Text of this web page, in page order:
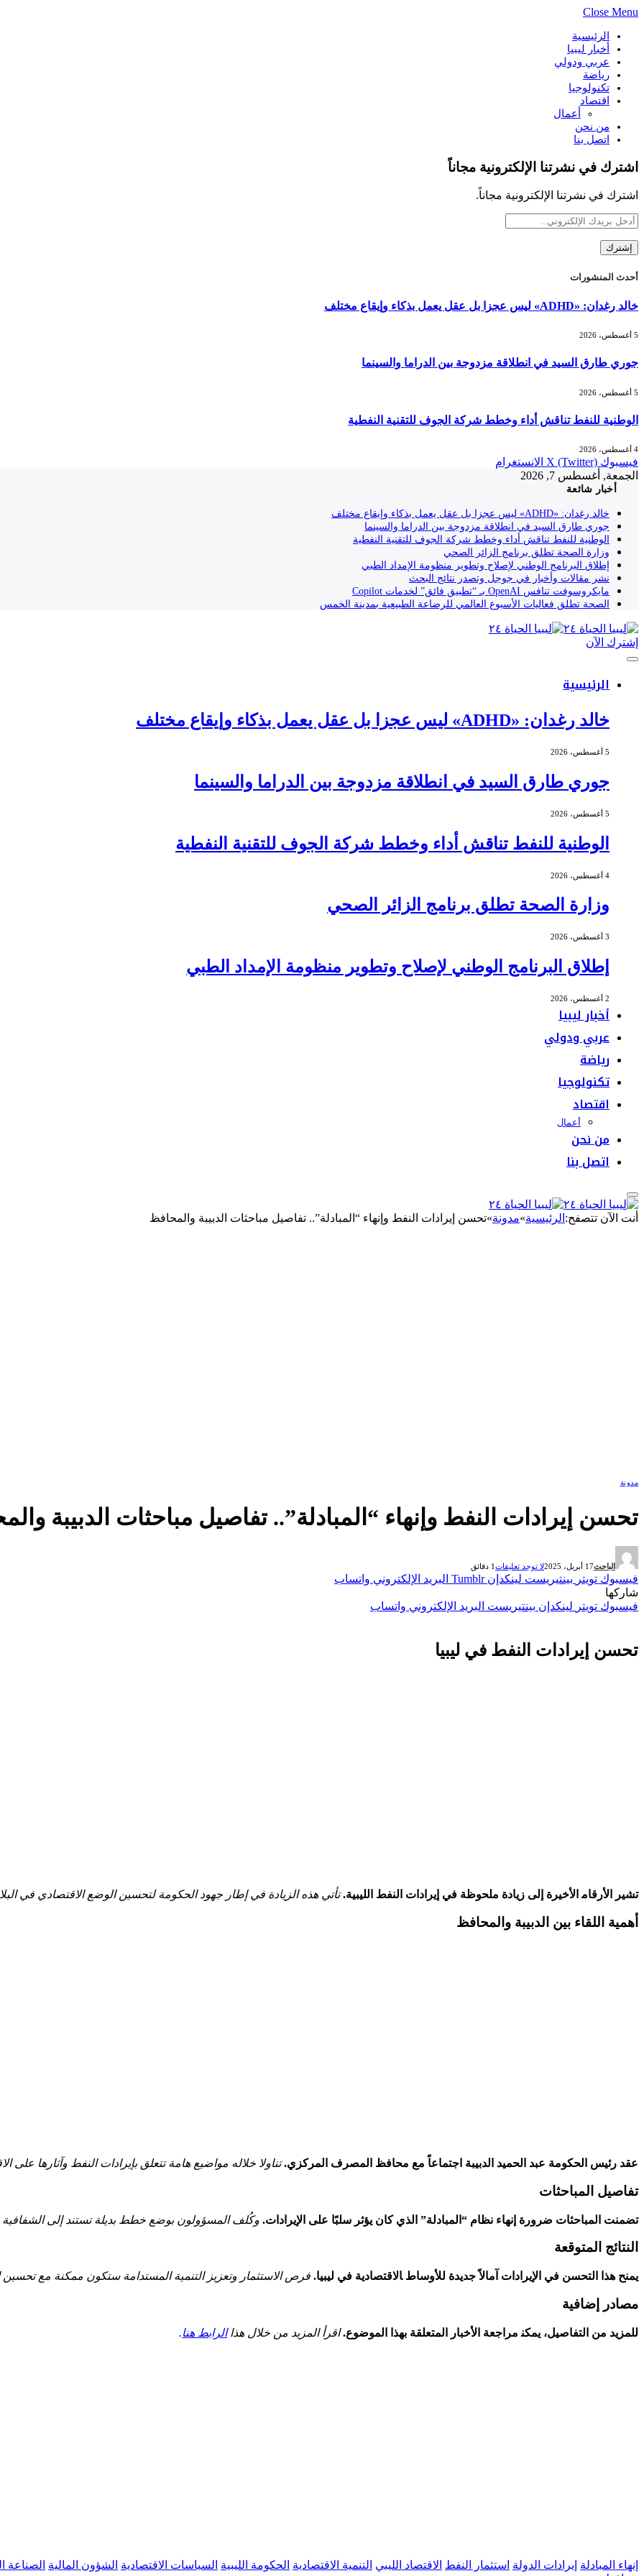
Close Menu
الرئيسية
أخبار ليبيا
عربي ودولي
رياضة
تكنولوجيا
اقتصاد
أعمال
من نحن
اتصل بنا
اشترك في نشرتنا الإلكترونية مجاناً
اشترك في نشرتنا الإلكترونية مجاناً.
أحدث المنشورات
خالد رغدان: «ADHD» ليس عجزا بل عقل يعمل بذكاء وإيقاع مختلف
5 أغسطس، 2026
جوري طارق السيد في انطلاقة مزدوجة بين الدراما والسينما
5 أغسطس، 2026
الوطنية للنفط تناقش أداء وخطط شركة الجوف للتقنية النفطية
4 أغسطس، 2026
فيسبوك X (Twitter) الانستغرام
الجمعة, أغسطس 7, 2026
أخبار شائعة
خالد رغدان: «ADHD» ليس عجزا بل عقل يعمل بذكاء وإيقاع مختلف
جوري طارق السيد في انطلاقة مزدوجة بين الدراما والسينما
الوطنية للنفط تناقش أداء وخطط شركة الجوف للتقنية النفطية
وزارة الصحة تطلق برنامج الزائر الصحي
إطلاق البرنامج الوطني لإصلاح وتطوير منظومة الإمداد الطبي
نشر مقالات وأخبار في جوجل وتصدر نتائج البحث
مايكروسوفت تنافس OpenAI بـ “تطبيق فائق” لخدمات Copilot
الصحة تطلق فعاليات الأسبوع العالمي للرضاعة الطبيعية بمدينة الخمس
إشترك الآن
الرئيسية
خالد رغدان: «ADHD» ليس عجزا بل عقل يعمل بذكاء وإيقاع مختلف
5 أغسطس، 2026
جوري طارق السيد في انطلاقة مزدوجة بين الدراما والسينما
5 أغسطس، 2026
الوطنية للنفط تناقش أداء وخطط شركة الجوف للتقنية النفطية
4 أغسطس، 2026
وزارة الصحة تطلق برنامج الزائر الصحي
3 أغسطس، 2026
إطلاق البرنامج الوطني لإصلاح وتطوير منظومة الإمداد الطبي
2 أغسطس، 2026
أخبار ليبيا
عربي ودولي
رياضة
تكنولوجيا
اقتصاد
أعمال
من نحن
اتصل بنا
أنت الآن تتصفح: الرئيسية»مدونة»تحسن إيرادات النفط وإنهاء “المبادلة”.. تفاصيل مباحثات الدبيبة والمحافظ
مدونة
تحسن إيرادات النفط وإنهاء “المبادلة”.. تفاصيل مباحثات الدبيبة
الباحث17 أبريل، 2025 لا توجد تعليقات1 دقائق
فيسبوك تويتر بينتيريست لينكدإن Tumblr البريد الإلكتروني واتساب
شاركها
فيسبوك تويتر لينكدإن بينتيريست البريد الإلكتروني واتساب
تحسن إيرادات النفط في ليبيا
تشير الأرقام‍ الأخيرة إلى زيادة ملحوظة في إيرادات النفط الليبية. تأتي ⁢هذه الزيادة في إطار جهود ​الحكومة لتحسين⁢ الوضع‌ الاقتصادي في⁢
أهمية اللقاء بين الدبيبة والمحافظ
عقد رئيس الحكومة عبد الحميد الدبيبة اجتماعاً مع محافظ المصرف المركزي. تناولا خلاله مواضيع هامة‌ تتعلق بإيرادات النفط وآثارها على
تفاصيل المباحثات
تضمنت المباحثات ضرورة ‌إنهاء نظام “المبادلة” ⁢الذي كان يؤثر سلبًا على الإيرادات. وكُلف المسؤولون بوضع خطط بديلة تستند إلى الشفافية
النتائج المتوقعة
يمنح هذا التحسن في الإيرادات آمالاً جديدة⁤ للأوساط ‍الاقتصادية في ليبيا. فرص الاستثمار وتعزيز التنمية المستدامة ستكون ممكنة مع تحسين
مصادر إضافية
للمزيد من التفاصيل، يمكن‍ مراجعة ‌الأخبار المتعلقة بهذا ⁣الموضوع. اقرأ ‌المزيد ‌من‌ خلال هذاالرابط هنا.
إنهاء المبادلة إيرادات الدولة استثمار النفط الاقتصاد الليبي التنمية الاقتصادية الحكومة الليبية السياسات الاقتصادية الشؤون المالية الصناعة